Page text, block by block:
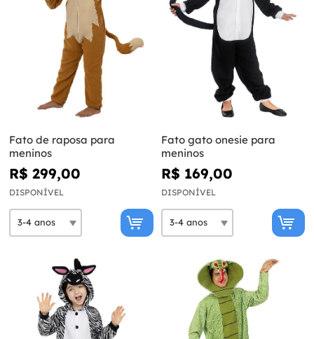
Fato de raposa para
meninos
R$ 299,00
DISPONÍVEL
Fato gato onesie para
meninos
R$ 169,00
DISPONÍVEL